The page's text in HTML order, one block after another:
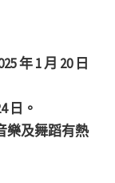
年 1 月 20 日
日。
樂及舞蹈有熱